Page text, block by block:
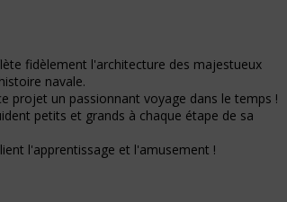
fidèlement l'architecture des majestueux
navale.
projet un passionnant voyage dans le temps !
petits et grands à chaque étape de sa
l'apprentissage et l'amusement !